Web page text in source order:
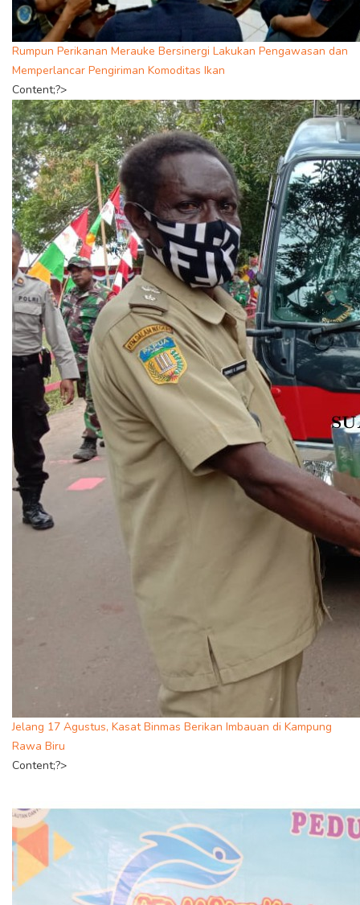
Rumpun Perikanan Merauke Bersinergi Lakukan Pengawasan dan
Memperlancar Pengiriman Komoditas Ikan
Content;?>
Jelang 17 Agustus, Kasat Binmas Berikan Imbauan di Kampung
Rawa Biru
Content;?>